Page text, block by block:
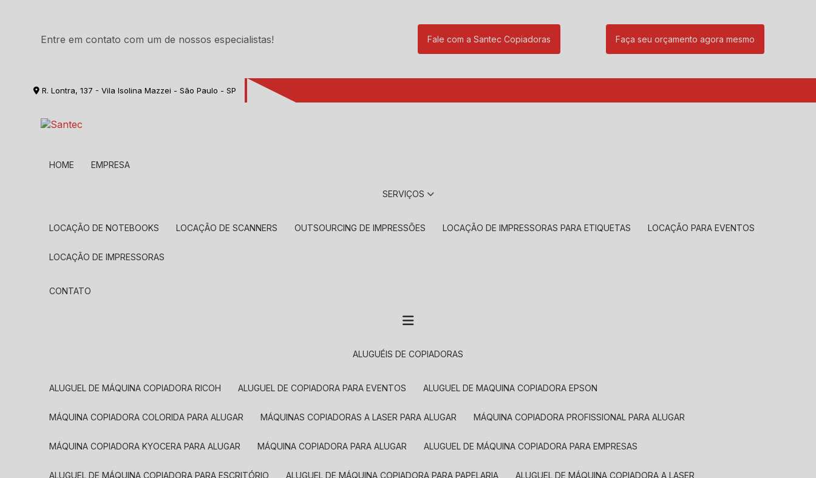
Entre em contato com um de nossos especialistas! Fale com a Santec Copiadoras Faça seu orçamento agora mesmo
R. Lontra, 137 - Vila Isolina Mazzei - São Paulo - SP
HOME EMPRESA
SERVIÇOS
LOCAÇÃO DE NOTEBOOKS LOCAÇÃO DE SCANNERS OUTSOURCING DE IMPRESSÕES LOCAÇÃO DE IMPRESSORAS PARA ETIQUETAS LOCAÇÃO PARA EVENTOS
LOCAÇÃO DE IMPRESSORAS
CONTATO
ALUGUÉIS DE COPIADORAS
ALUGUEL DE MÁQUINA COPIADORA RICOH ALUGUEL DE COPIADORA PARA EVENTOS ALUGUEL DE MAQUINA COPIADORA EPSON
MÁQUINA COPIADORA COLORIDA PARA ALUGAR MÁQUINAS COPIADORAS A LASER PARA ALUGAR MÁQUINA COPIADORA PROFISSIONAL PARA ALUGAR
MÁQUINA COPIADORA KYOCERA PARA ALUGAR MÁQUINA COPIADORA PARA ALUGAR ALUGUEL DE MÁQUINA COPIADORA PARA EMPRESAS
ALUGUEL DE MÁQUINA COPIADORA PARA ESCRITÓRIO ALUGUEL DE MÁQUINA COPIADORA PARA PAPELARIA ALUGUEL DE MÁQUINA COPIADORA A LASER